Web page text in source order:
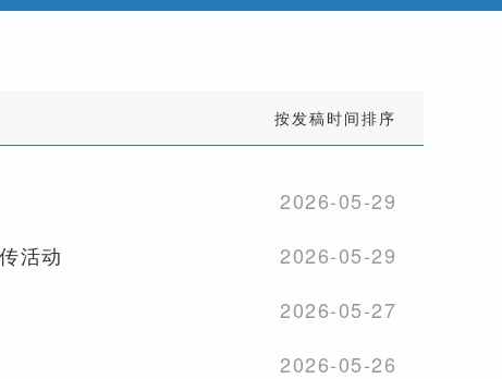
按发稿时间排序
2026-05-29
活动 2026-05-29
2026-05-27
2026-05-26